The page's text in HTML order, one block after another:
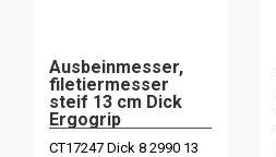
Ausbeinmesser,
filetiermesser
steif 13 cm Dick
Ergogrip
CT17247 Dick 8 2990 13